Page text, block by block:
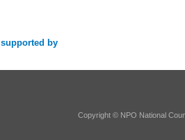
supported by
Copyright © NPO National